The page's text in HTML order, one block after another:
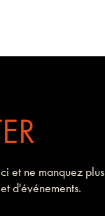
et ne manquez plus
d'événements.